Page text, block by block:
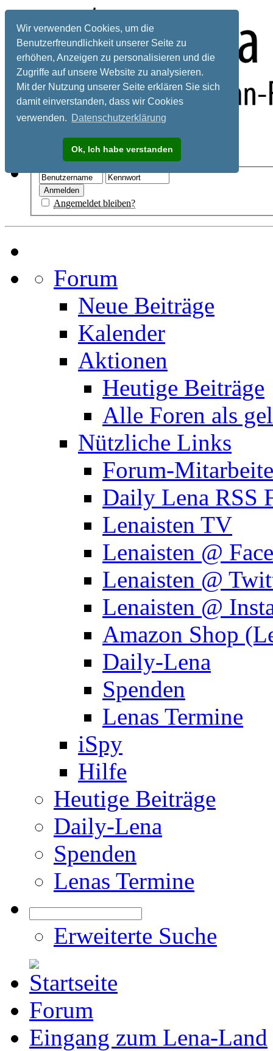
Wir verwenden Cookies, um die
Benutzerfreundlichkeit unserer Seite zu
erhöhen, Anzeigen zu personalisieren und die
Zugriffe auf unsere Website zu analysieren.
Mit der Nutzung unserer Seite erklären Sie sich
damit einverstanden, dass wir Cookies
verwenden. Datenschutzerklärung
Ok, Ich habe verstanden
Registrieren
Angemeldet bleiben?
Forum
Neue Beiträge
Kalender
Aktionen
Heutige Beiträge
Alle Foren als
Nützliche Links
Forum-
Daily Lena RSS
Lenaisten TV
Lenaisten @
Lenaisten @
Lenaisten @
Amazon Shop
Daily-Lena
Spenden
Lenas Termine
iSpy
Hilfe
Heutige Beiträge
Daily-Lena
Spenden
Lenas Termine
Erweiterte Suche
Forum
Eingang zum Lena-Land